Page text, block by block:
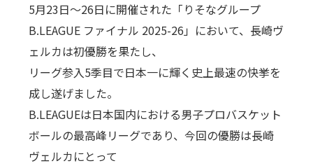
5月23日～26日に開催された「りそなグループ
B.LEAGUE ファイナル 2025-26」において、長崎ヴ
ェルカは初優勝を果たし、
リーグ参入5季目で日本一に輝く史上最速の快挙を
成し遂げました。
B.LEAGUEは日本国内における男子プロバスケット
ボールの最高峰リーグであり、今回の優勝は長崎
ヴェルカにとって